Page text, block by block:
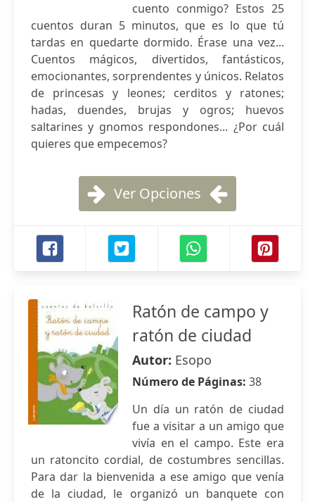
cuento conmigo? Estos 25
cuentos duran 5 minutos, que es lo que tú
tardas en quedarte dormido. Érase una vez...
Cuentos mágicos, divertidos, fantásticos,
emocionantes, sorprendentes y únicos. Relatos
de princesas y leones; cerditos y ratones;
hadas, duendes, brujas y ogros; huevos
saltarines y gnomos respondones... ¿Por cuál
quieres que empecemos?
Ver Opciones
Ratón de campo y
ratón de ciudad
Autor: Esopo
Número de Páginas: 38
Un día un ratón de ciudad
fue a visitar a un amigo que
vivía en el campo. Este era
un ratoncito cordial, de costumbres sencillas.
Para dar la bienvenida a ese amigo que venía
de la ciudad, le organizó un banquete con